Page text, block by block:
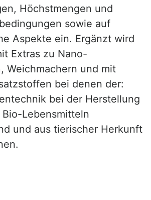
Höchstmengen und
sowie auf
Aspekte ein. Ergänzt wird
Extras zu Nano-
Weichmachern und mit
bei denen der:
bei der Herstellung
Lebensmitteln
und aus tierischer Herkunft